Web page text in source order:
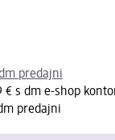
predajni
€ s dm e-shop
predajni